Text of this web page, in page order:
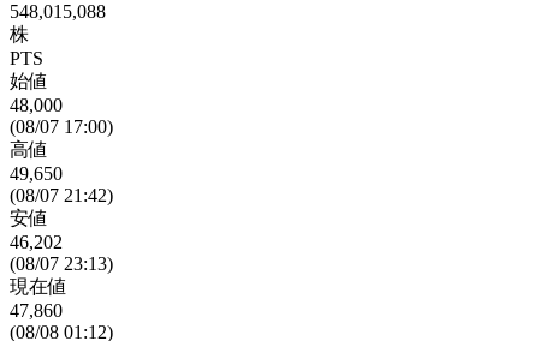
548,015,088
株
PTS
始値
48,000
(08/07 17:00)
高値
49,650
(08/07 21:42)
安値
46,202
(08/07 23:13)
現在値
47,860
(08/08 01:12)